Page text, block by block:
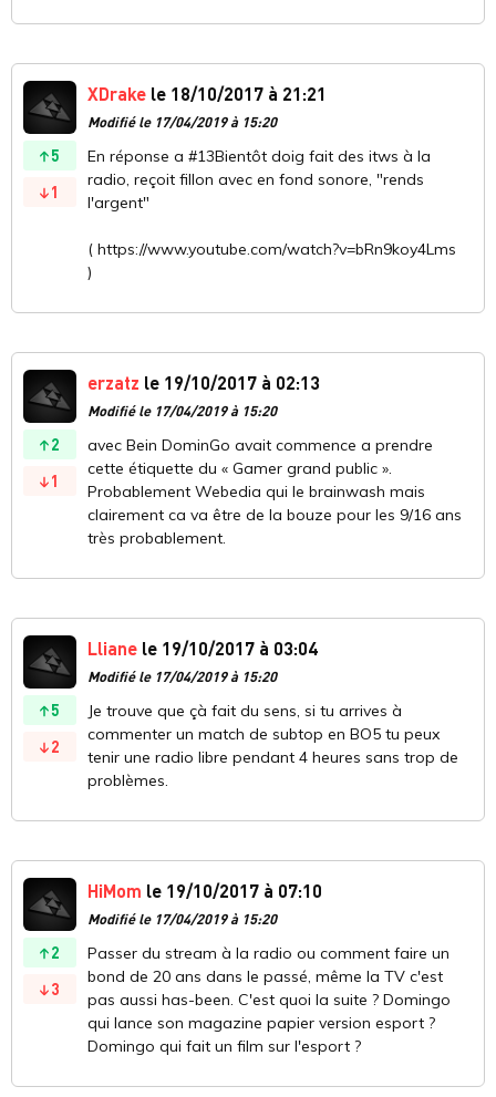
5
1
XDrake le 18/10/2017 à 21:21
Modifié le 17/04/2019 à 15:20
En réponse a #13Bientôt doig fait des itws à la
radio, reçoit fillon avec en fond sonore, "rends
l'argent"
( https://www.youtube.com/watch?v=bRn9koy4Lms
)
2
1
erzatz le 19/10/2017 à 02:13
Modifié le 17/04/2019 à 15:20
avec Bein DominGo avait commence a prendre
cette étiquette du « Gamer grand public ».
Probablement Webedia qui le brainwash mais
clairement ca va être de la bouze pour les 9/16 ans
très probablement.
5
2
Lliane le 19/10/2017 à 03:04
Modifié le 17/04/2019 à 15:20
Je trouve que çà fait du sens, si tu arrives à
commenter un match de subtop en BO5 tu peux
tenir une radio libre pendant 4 heures sans trop de
problèmes.
2
3
HiMom le 19/10/2017 à 07:10
Modifié le 17/04/2019 à 15:20
Passer du stream à la radio ou comment faire un
bond de 20 ans dans le passé, même la TV c'est
pas aussi has-been. C'est quoi la suite ? Domingo
qui lance son magazine papier version esport ?
Domingo qui fait un film sur l'esport ?